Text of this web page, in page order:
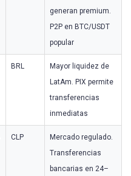
generan premium.
P2P en BTC/USDT
popular
BRL
Mayor liquidez de
LatAm. PIX permite
transferencias
inmediatas
CLP
Mercado regulado.
Transferencias
bancarias en 24–